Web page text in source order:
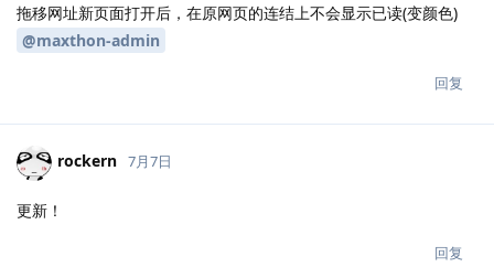
拖移网址新页面打开后，在原网页的连结上不会显示已读(变颜色)
@maxthon-admin
回复
rockern 7月7日
更新！
回复